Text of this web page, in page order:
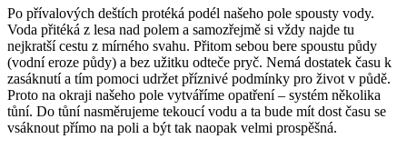
Po přívalových deštích protéká podél našeho pole spousty vody.
Voda přitéká z lesa nad polem a samozřejmě si vždy najde tu
nejkratší cestu z mírného svahu. Přitom sebou bere spoustu půdy
(vodní eroze půdy) a bez užitku odteče pryč. Nemá dostatek času k
zasáknutí a tím pomoci udržet příznivé podmínky pro život v půdě.
Proto na okraji našeho pole vytváříme opatření – systém několika
tůní. Do tůní nasměrujeme tekoucí vodu a ta bude mít dost času se
vsáknout přímo na poli a být tak naopak velmi prospěšná.